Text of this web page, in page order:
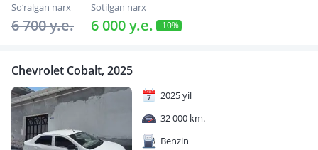
So‘ralgan narx
6 700 y.e.
Sotilgan narx
6 000 y.e. -10%
Chevrolet Cobalt, 2025
2025 yil
32 000 km.
Benzin